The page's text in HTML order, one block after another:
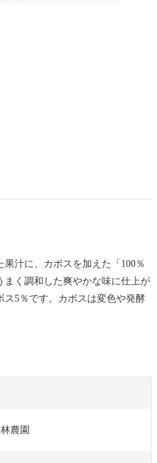
汁に、カボスを加えた「100％
く調和した爽やかな味に仕上が
ス5％です。カボスは変色や発酵
農園